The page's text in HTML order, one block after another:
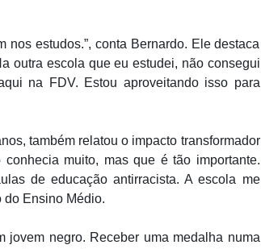
estudos.”, conta Bernardo. Ele destaca
outra escola que eu estudei, não consegui
na FDV. Estou aproveitando isso para
também relatou o impacto transformador
muito, mas que é tão importante.
de educação antirracista. A escola me
do Ensino Médio.
jovem negro. Receber uma medalha numa